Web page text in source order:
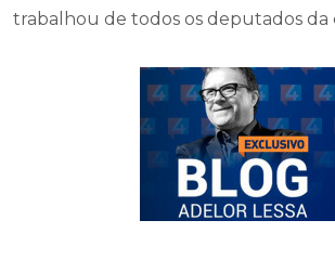
trabalhou de todos os deputados da